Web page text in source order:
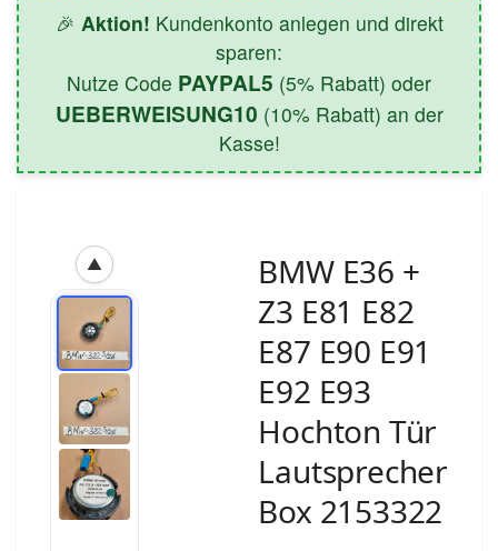
🎉 Aktion! Kundenkonto anlegen und direkt
sparen:
Nutze Code PAYPAL5 (5% Rabatt) oder
UEBERWEISUNG10 (10% Rabatt) an der
Kasse!
▲
BMW E36 +
Z3 E81 E82
E87 E90 E91
E92 E93
Hochton Tür
Lautsprecher
Box 2153322